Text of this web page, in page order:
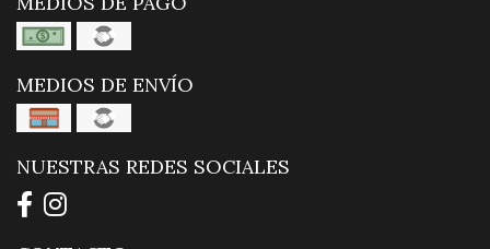
MEDIOS DE ENVÍO
NUESTRAS REDES SOCIALES